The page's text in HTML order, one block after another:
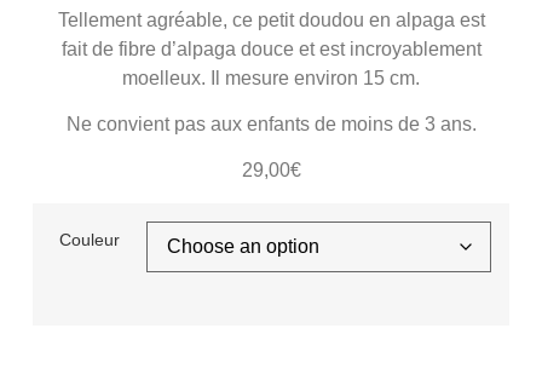
Tellement agréable, ce petit doudou en alpaga est
fait de fibre d’alpaga douce et est incroyablement
moelleux. Il mesure environ 15 cm.
Ne convient pas aux enfants de moins de 3 ans.
29,00€
Couleur